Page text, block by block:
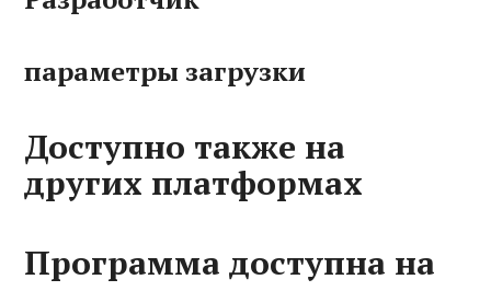
параметры загрузки
Доступно также на
других платформах
Программа доступна на